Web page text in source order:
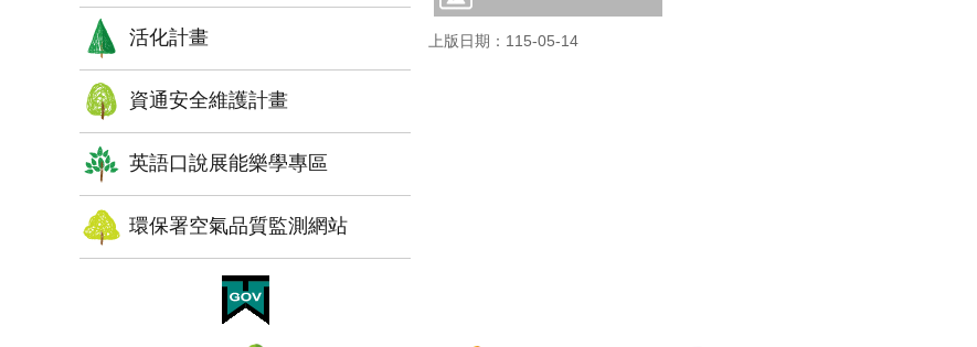
活化計畫
資通安全維護計畫
英語口說展能樂學專區
環保署空氣品質監測網站
上版日期：115-05-14